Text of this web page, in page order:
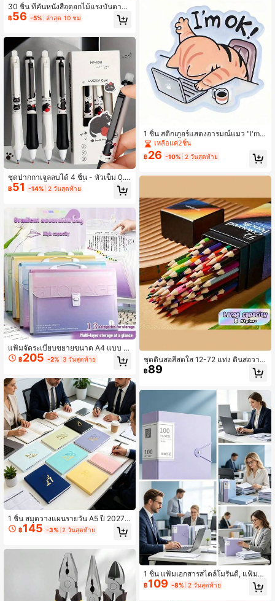
30 ชิ้น ที่คั่นหนังสือดอกไม้แรงบันดาลใ
จจากพระคัมภีร์ - ที่คั่นหนังสือคำคมพร
ะคัมภีร์, การ์ดข้อความตกแต่งการอ่าน,
สำหรับผู้อ่าน, สมุดบันทึก, โอกาสต่างๆ
฿56 -5% ล่าสุด 10 ชม
ชุดปากกาเจลลบได้ 4 ชิ้น - หัวเข็ม 0.5
มม., หมึกสีน้ำเงิน, แห้งเร็วและเขียนลื่น,
ดีไซน์แมวน่ารักพร้อมลายหัวใจและอุ้งเ
ส, เหมาะสำหรับโรงเรียน, สำนักงาน, แ
พลนเนอร์, บันทึกการสอบ - ของขวัญที่เ
หมาะสำหรับเด็กและวัยรุ่น (สีน้ำเงินแล
ะสีดำ) - เข้ากันได้ดีกับผู้ที่ชื่นชอบเครื่อง
เขียนสไตล์มังงะญี่ปุ่น, ประกอบด้วยปาก
กา 4 ด้ามและบรรจุภัณฑ์ลายแมวน่ารั
ก, ปากกาสั่งทำพิเศษ, ปากกาทำงานสนุ
ก, ปากกาสไตล์สวยงาม, ปากกาแบบก
ด, ปากกาแปลกใหม่
฿51 -14% 2 วันสุดท้าย
แฟ้มจัดระเบียบขยายขนาด A4 แบบ 1
3 ช่อง พับแบบแอคคอร์เดียน ความจุข
นาดใหญ่ วัสดุ PP ทนทาน มีหลายสีให้เ
แบบด้าน ฝาหน้าปั๊มนูนคำว่า "STORA
GE" ภาษาอังกฤษ พร้อมดีไซน์ล็อกกระดุ
มแป๊ก ตกแต่งด้วยคำคมภาษาอังกฤษสี
อ่อน สไตล์สดใสและหรูหรา ด้านบนมีหู
หิ้วในตัวสำหรับพกพาเอกสารได้สะดวก
เหมาะสำหรับนักเรียนใช้เก็บกระดาษข้อ
สอบ พนักงานออฟฟิศใช้จัดระเบียบใบเ
สร็จ/สัญญา และเอกสารอื่นๆ ดีไซน์ภาย
ในหลายช่องช่วยให้จัดเก็บเอกสารแยก
หมวดหมู่ได้
฿205 -2% 3 วันสุดท้าย
1 ชิ้น สมุดวางแผนรายวัน A5 ปี 2027,
สมุดวางแผนรายวัน 365 วัน, มีเวอร์ชัน
หน้าในภาษาอังกฤษและภาษาสเปน, ส
คุณภาพสูง 312 หน้า, ดีไซน์หลายสี, รูป
แบบรายเดือนและรายสัปดาห์, เหมาะ
สำหรับการจัดการเวลาและการติดตามเ
ป้าหมาย, เหมาะสำหรับบันทึกนักเรียน,
การวางแผนสำนักงานธุรกิจ และการวา
งแผนการเดินทาง
฿145 -3% 2 วันสุดท้าย
ด, คริสต์มาส, วันวาเลนไทน์, ปีใหม่, อีส
เตอร์, ไอเดียของขวัญ, 12 สี, 18 สี, 24 ส
ี, 36 สี, 48 สี, 60 สี ตัวเลือก
1 ชิ้น สติกเกอร์แสดงอารมณ์แมว "I'm
OK!" - กันน้ำ เงา ดีไซน์กลวง เหมาะสำ
หรับแล็ปท็อป ขวดน้ำ โทรศัพท์ - อุปกร
ณ์เสริมและของขวัญที่ทนทาน ตกแต่งส
เหลือแค่2ชิ้น
฿26 -10% 2 วันสุดท้าย
ชุดดินสอสีสดใส 12-72 แท่ง ดินสอวาด
ภาพแกนอ่อน สำหรับวาดเส้นและระบา
ยสี เหมาะสำหรับโรงเรียน สมุดระบายสี
าเรียนและของขวัญ
฿89
1 ชิ้น แฟ้มเอกสารสไตล์โมรันดี, แฟ้มใส่
เอกสารแบบใส, แฟ้มแบบมีกระดุมปิด,
กล่องเก็บของหลายสี, แฟ้มจัดระเบียบก
฿109 -8% 2 วันสุดท้าย